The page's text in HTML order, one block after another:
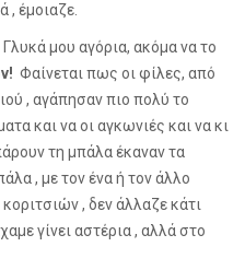
, έμοιαζε.
μου αγόρια, ακόμα να το
Φαίνεται πως οι φίλες, από
, αγάπησαν πιο πολύ το
και να οι αγκωνιές και να κι
τη μπάλα έκαναν τα
, με τον ένα ή τον άλλο
, δεν άλλαζε κάτι
γίνει αστέρια , αλλά στο